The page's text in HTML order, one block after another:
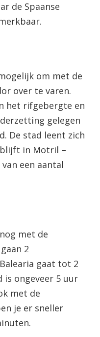
de Spaanse
om met de
over te varen.
het rifgebergte en
gelegen
De stad leent zich
in Motril –
een aantal
met de
2
gaat tot 2
is ongeveer 5 uur
met de
je er sneller